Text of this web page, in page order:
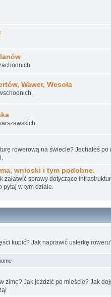
Wawer, Wesoła
rowerową na świecie? Jechałeś
wnioski i tym podobne.
załatwić sprawy dotyczące
w tym dziale.
kupić? Jak naprawić usterkę
zimę? Jak jeździć po mieście? Jak